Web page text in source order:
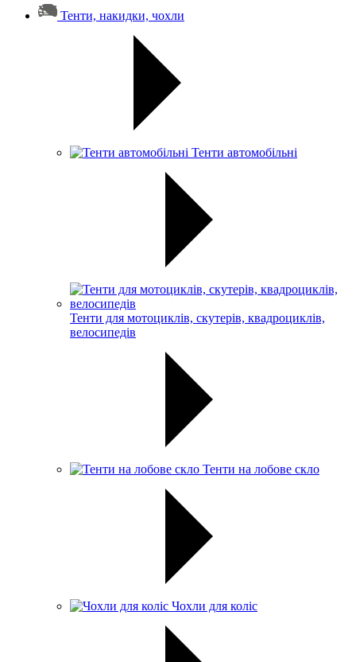
Тенти, накидки, чохли
Тенти автомобільні
Тенти для мотоциклів, скутерів, квадроциклів,
велосипедів
Тенти на лобове скло
Чохли для коліс